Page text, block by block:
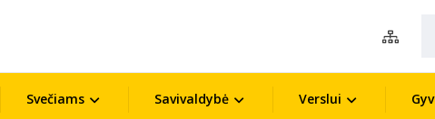
Svečiams Savivaldybė Verslui